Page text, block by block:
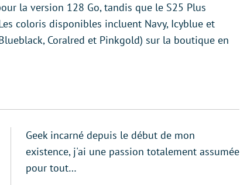
la version 128 Go, tandis que le S25 Plus
coloris disponibles incluent Navy, Icyblue et
Coralred et Pinkgold) sur la boutique en
Geek incarné depuis le début de mon
existence, j'ai une passion totalement assumée
pour tout…